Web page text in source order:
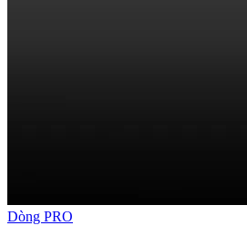
Dòng PRO